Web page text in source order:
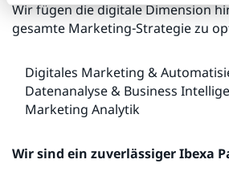
Wir fügen die digitale Dimension
gesamte Marketing-Strategie zu
Digitales Marketing &
Datenanalyse & Business
Marketing Analytik
Wir sind ein zuverlässiger Ibexa